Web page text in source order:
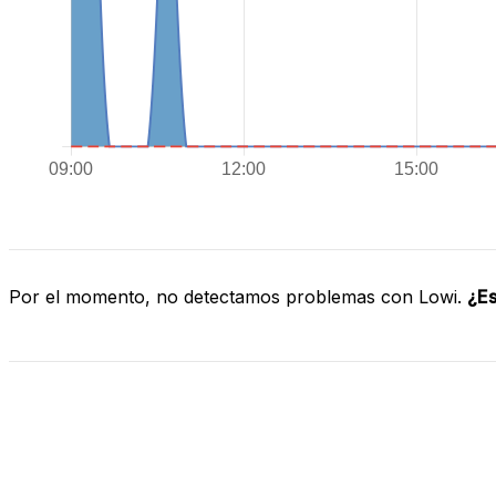
Por el momento, no detectamos problemas con Lowi.